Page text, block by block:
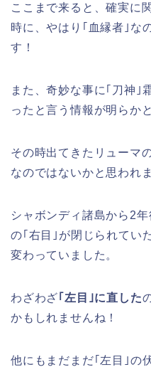
ここまで来ると、確実に
時に、やはり｢血縁者｣な
す！
また、奇妙な事に｢刀神｣
ったと言う情報が明らか
その時出てきたリューマ
なのではないかと思われま
シャボンディ諸島から2
の｢右目｣が閉じられてい
変わっていました。
わざわざ｢左目｣に直した
かもしれませんね！
他にもまだまだ｢左目｣の